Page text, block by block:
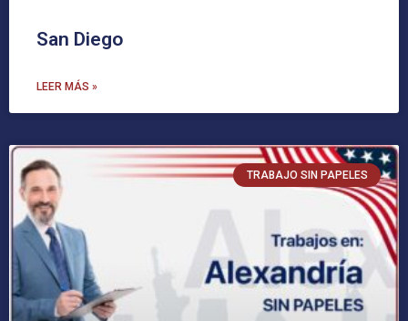
San Diego
LEER MÁS »
TRABAJO SIN PAPELES